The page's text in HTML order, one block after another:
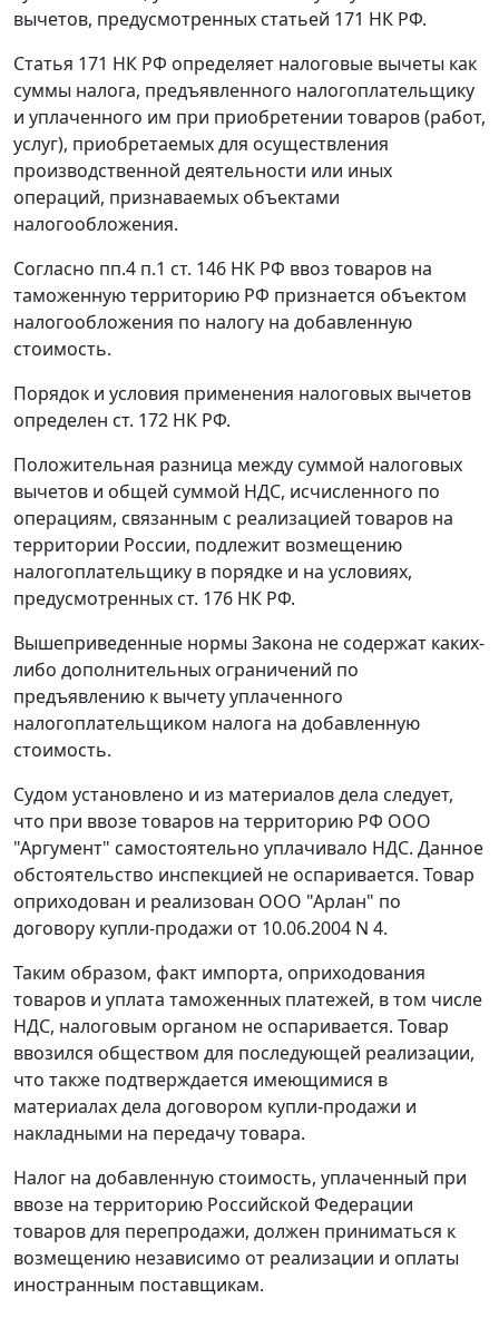
вычетов, предусмотренных статьей 171 НК РФ.
Статья 171 НК РФ определяет налоговые вычеты как
суммы налога, предъявленного налогоплательщику
и уплаченного им при приобретении товаров (работ,
услуг), приобретаемых для осуществления
производственной деятельности или иных
операций, признаваемых объектами
налогообложения.
Согласно пп.4 п.1 ст. 146 НК РФ ввоз товаров на
таможенную территорию РФ признается объектом
налогообложения по налогу на добавленную
стоимость.
Порядок и условия применения налоговых вычетов
определен ст. 172 НК РФ.
Положительная разница между суммой налоговых
вычетов и общей суммой НДС, исчисленного по
операциям, связанным с реализацией товаров на
территории России, подлежит возмещению
налогоплательщику в порядке и на условиях,
предусмотренных ст. 176 НК РФ.
Вышеприведенные нормы Закона не содержат каких-
либо дополнительных ограничений по
предъявлению к вычету уплаченного
налогоплательщиком налога на добавленную
стоимость.
Судом установлено и из материалов дела следует,
что при ввозе товаров на территорию РФ ООО
"Аргумент" самостоятельно уплачивало НДС. Данное
обстоятельство инспекцией не оспаривается. Товар
оприходован и реализован ООО "Арлан" по
договору купли-продажи от 10.06.2004 N 4.
Таким образом, факт импорта, оприходования
товаров и уплата таможенных платежей, в том числе
НДС, налоговым органом не оспаривается. Товар
ввозился обществом для последующей реализации,
что также подтверждается имеющимися в
материалах дела договором купли-продажи и
накладными на передачу товара.
Налог на добавленную стоимость, уплаченный при
ввозе на территорию Российской Федерации
товаров для перепродажи, должен приниматься к
возмещению независимо от реализации и оплаты
иностранным поставщикам.